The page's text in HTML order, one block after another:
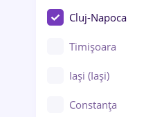
Cluj-Napoca
Timișoara
Iași (Iași)
Constanța